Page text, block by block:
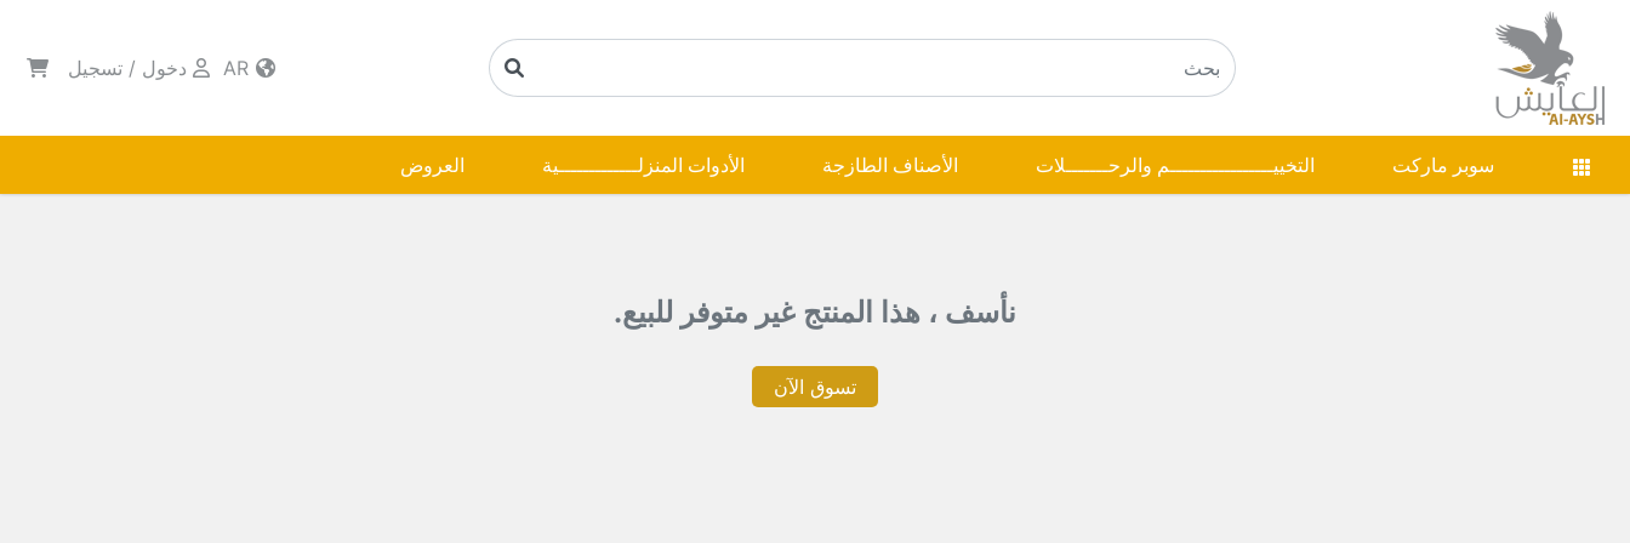
دخول / تسجيل
سوبر ماركت التخييـــــــــــــــــم والرحـــــــلات الأصناف الطازجة الأدوات المنزلـــــــــــــية العروض
نأسف ، هذا المنتج غير متوفر للبيع.
تسوق الآن